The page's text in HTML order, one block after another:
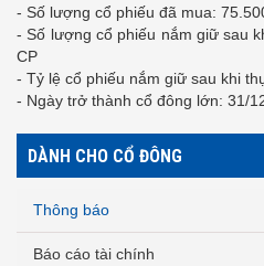
- Số lượng cổ phiếu đã mua:
- Số lượng cổ phiếu nắm giữ sau
CP
- Tỷ lệ cổ phiếu nắm giữ sau khi
- Ngày trở thành cổ đông lớn: 31/
DÀNH CHO CỔ ĐÔNG
Thông báo
Báo cáo tài chính